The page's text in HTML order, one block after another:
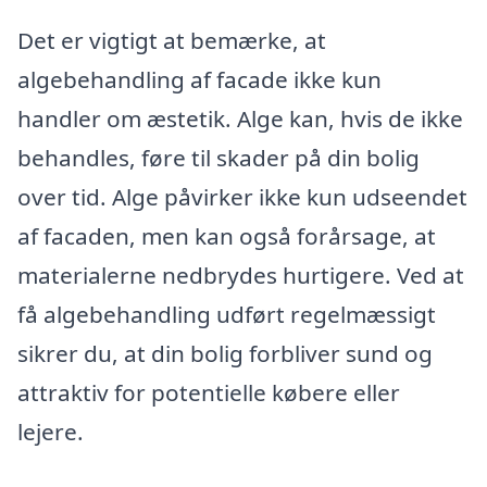
Det er vigtigt at bemærke, at
algebehandling af facade ikke kun
handler om æstetik. Alge kan, hvis de ikke
behandles, føre til skader på din bolig
over tid. Alge påvirker ikke kun udseendet
af facaden, men kan også forårsage, at
materialerne nedbrydes hurtigere. Ved at
få algebehandling udført regelmæssigt
sikrer du, at din bolig forbliver sund og
attraktiv for potentielle købere eller
lejere.